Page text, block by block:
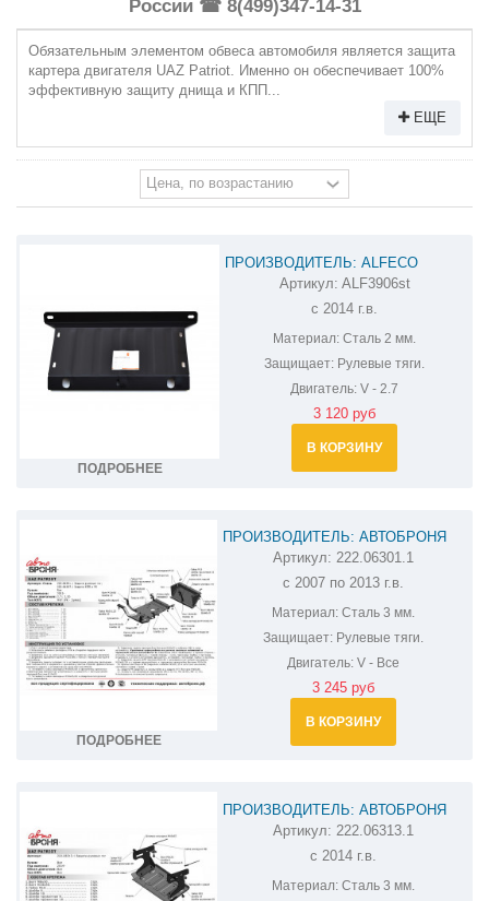
России ☎ 8(499)347-14-31
Обязательным элементом обвеса автомобиля является защита
картера двигателя UAZ Patriot. Именно он обеспечивает 100%
эффективную защиту днища и КПП...
ЕЩЕ
ПОДРОБНЕЕ
ПРОИЗВОДИТЕЛЬ: ALFECO
ЗАЩИТА РУЛЕВЫХ ТЯГ УАЗ PATRIOT
ALF3906ST
Артикул: ALF3906st
с 2014 г.в.
Материал: Сталь 2 мм.
Защищает: Рулевые тяги.
Двигатель: V - 2.7
3 120 руб
В КОРЗИНУ
ПОДРОБНЕЕ
ПРОИЗВОДИТЕЛЬ: АВТОБРОНЯ
ЗАЩИТА РУЛЕВЫХ ТЯГ UAZ PATRIOT
222.06301.1
Артикул: 222.06301.1
с 2007 по 2013 г.в.
Материал: Сталь 3 мм.
Защищает: Рулевые тяги.
Двигатель: V - Все
3 245 руб
В КОРЗИНУ
ПРОИЗВОДИТЕЛЬ: АВТОБРОНЯ
ЗАЩИТА РУЛЕВЫХ ТЯГ UAZ PATRIOT
222.06313.1
Артикул: 222.06313.1
с 2014 г.в.
Материал: Сталь 3 мм.